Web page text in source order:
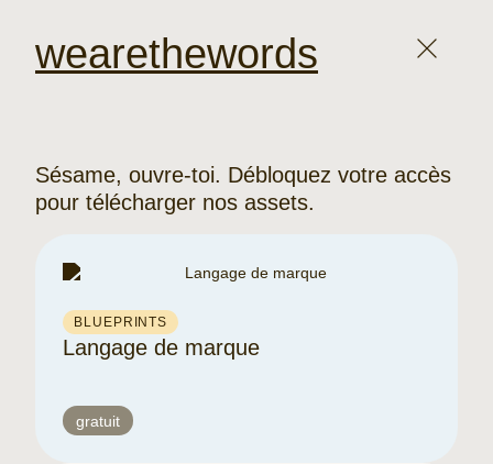
wearethewords
Sésame, ouvre-toi. Débloquez votre accès
pour télécharger nos assets.
BLUEPRINTS
Langage de marque
gratuit